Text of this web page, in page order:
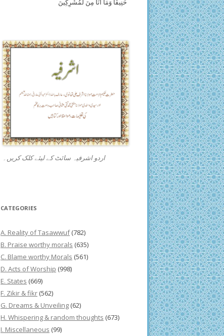
حَنِيفًا وَمَا أَنَاْ مِنَ لْمُشْرِكِينَ
اردو اشرفیہ سائٹ کے لیئے کلک کریں۔
CATEGORIES
A. Reality of Tasawwuf(782)
B. Praise worthy morals (635)
C. Blame worthy Morals (561)
D. Acts of Worship (998)
E. States (669)
F. Zikir & fikr (562)
G. Dreams & Unveiling (62)
H. Whispering & random thoughts (673)
I. Miscellaneous (99)